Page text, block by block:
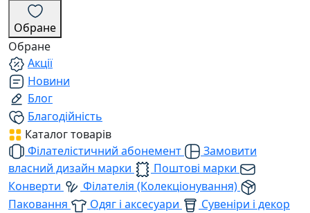
Обране
Обране
Акції
Новини
Блог
Благодійність
Каталог товарів
Філателістичний абонемент
Замовити
власний дизайн марки
Поштові марки
Конверти
Філателія (Колекціонування)
Паковання
Одяг і аксесуари
Сувеніри і декор